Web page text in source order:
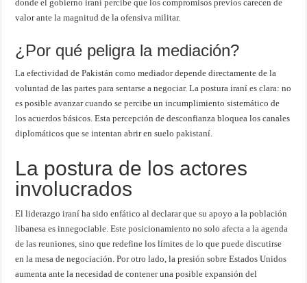
donde el gobierno iraní percibe que los compromisos previos carecen de
valor ante la magnitud de la ofensiva militar.
¿Por qué peligra la mediación?
La efectividad de Pakistán como mediador depende directamente de la
voluntad de las partes para sentarse a negociar. La postura iraní es clara: no
es posible avanzar cuando se percibe un incumplimiento sistemático de
los acuerdos básicos. Esta percepción de desconfianza bloquea los canales
diplomáticos que se intentan abrir en suelo pakistaní.
La postura de los actores
involucrados
El liderazgo iraní ha sido enfático al declarar que su apoyo a la población
libanesa es innegociable. Este posicionamiento no solo afecta a la agenda
de las reuniones, sino que redefine los límites de lo que puede discutirse
en la mesa de negociación. Por otro lado, la presión sobre Estados Unidos
aumenta ante la necesidad de contener una posible expansión del